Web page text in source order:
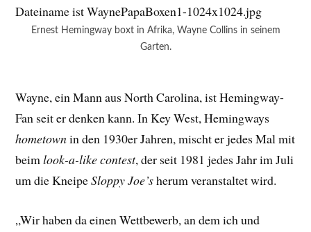
Ernest Hemingway boxt in Afrika, Wayne Collins in seinem
Garten.
Wayne, ein Mann aus North Carolina, ist Hemingway-
Fan seit er denken kann. In Key West, Hemingways
hometownin den 1930er Jahren, mischt er jedes Mal mit
beimlook-a-like contest, der seit 1981 jedes Jahr im Juli
um die KneipeSloppy Joe’sherum veranstaltet wird.
„Wir haben da einen Wettbewerb, an dem ich und